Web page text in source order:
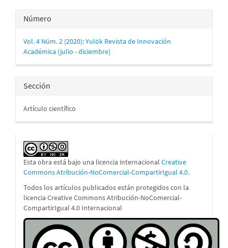
Detalles
del
artículo
Número
Vol. 4 Núm. 2 (2020): Yulök Revista de Innovación
Académica (julio - diciembre)
Sección
Artículo científico
Esta obra está bajo una licencia internacional Creative
Commons Atribución-NoComercial-CompartirIgual 4.0.
Todos los artículos publicados están protegidos con la
licencia Creative Commons Atribución-NoComercial-
CompartirIgual 4.0 Internacional